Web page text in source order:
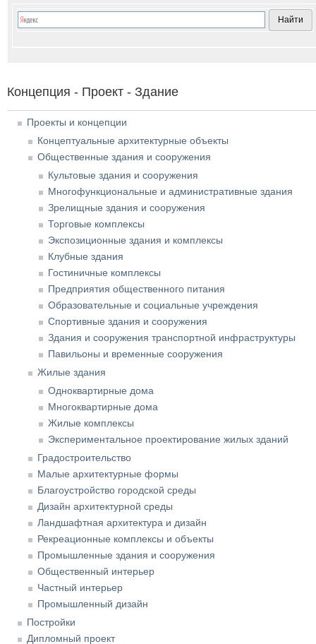
Концепция - Проект - Здание
Проекты и концепции
Концептуальные архитектурные объекты
Общественные здания и сооружения
Культовые здания и сооружения
Многофункциональные и административные здания
Зрелищные здания и сооружения
Торговые комплексы
Экспозиционные здания и комплексы
Клубные здания
Гостиничные комплексы
Предприятия общественного питания
Образовательные и социальные учреждения
Спортивные здания и сооружения
Здания и сооружения транспортной инфраструктуры
Павильоны и временные сооружения
Жилые здания
Одноквартирные дома
Многоквартирные дома
Жилые комплексы
Экспериментальное проектирование жилых зданий
Градостроительство
Малые архитектурные формы
Благоустройство городской среды
Дизайн архитектурной среды
Ландшафтная архитектура и дизайн
Рекреационные комплексы и объекты
Промышленные здания и сооружения
Общественный интерьер
Частный интерьер
Промышленный дизайн
Постройки
Дипломный проект